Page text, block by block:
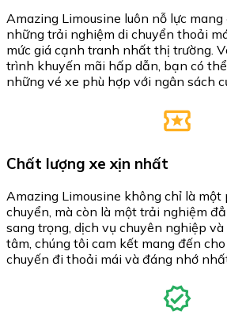
Amazing Limousine luôn nỗ lực
những trải nghiệm di chuyển thoải
mức giá cạnh tranh nhất thị trường.
trình khuyến mãi hấp dẫn, bạn có
những vé xe phù hợp với ngân sách
Chất lượng xe xịn nhất
Amazing Limousine không chỉ là một
chuyển, mà còn là một trải nghiệm
sang trọng, dịch vụ chuyên nghiệp
tâm, chúng tôi cam kết mang đến
chuyến đi thoải mái và đáng nhớ